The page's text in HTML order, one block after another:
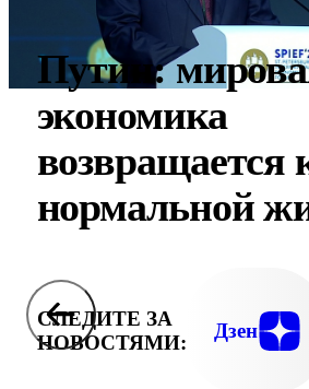
Путин:
экономика
возвращается
нормальной
СЛЕДИТЕ ЗА
НОВОСТЯМИ:
Дзен